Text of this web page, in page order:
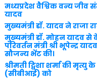
मध्यप्रदेश वैश्विक वन्य जीव
यादव
मुख्यमंत्री डॉ. यादव ने
मुख्यमंत्री डॉ. मोहन यादव
परिवर्तन मंत्री श्री भूपेन्द्र
सौजन्य भेंट की।
श्रीमती ट्विशा शर्मा की
(सीबीआई) को